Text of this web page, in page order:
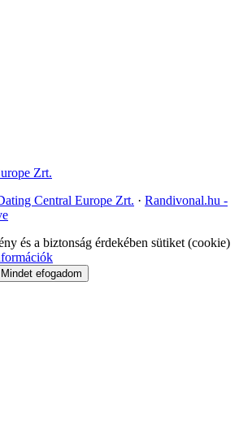
Zrt.
Central Europe Zrt. · Randivonal.hu -
és a biztonság érdekében sütiket (cookie)
Mindet efogadom